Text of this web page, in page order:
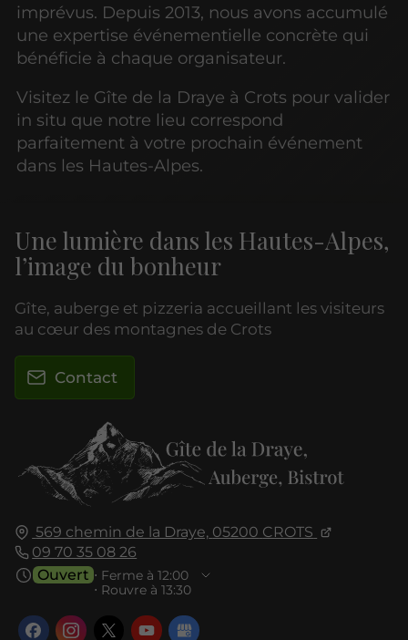
imprévus. Depuis 2013, nous avons accumulé
une expertise événementielle concrète qui
bénéficie à chaque organisateur.
Visitez le Gîte de la Draye à Crots pour valider
in situ que notre lieu correspond
parfaitement à votre prochain événement
dans les Hautes-Alpes.
569 chemin de la Draye, 05200 CROTS
09 70 35 08 26
Ouvert ⋅ Ferme à 12:00
⋅ Rouvre à 13:30
Une lumière dans les Hautes-Alpes,
l’image du bonheur
Gîte, auberge et pizzeria accueillant les visiteurs
au cœur des montagnes de Crots
Contact